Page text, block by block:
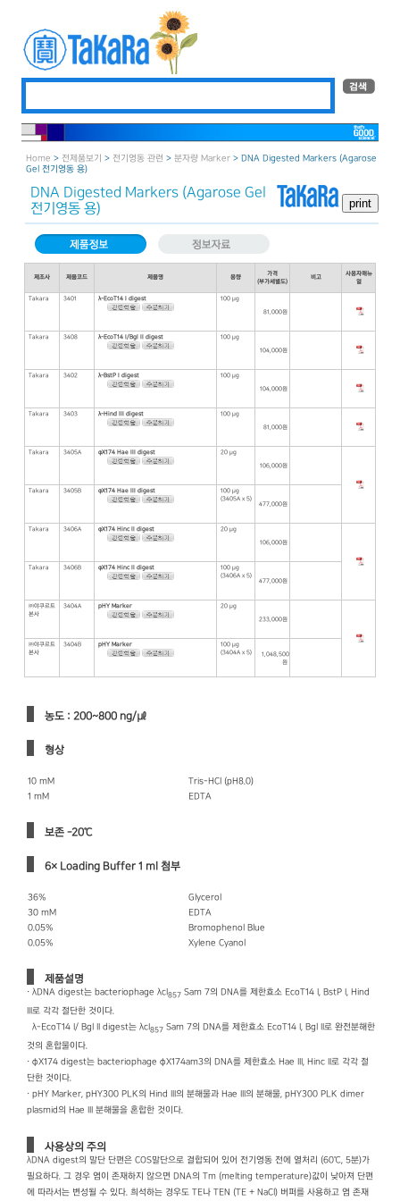
Home > 전제품보기 > 전기영동 관련 > 분자량 Marker > DNA Digested Markers (Agarose
Gel 전기영동 용)
DNA Digested Markers (Agarose Gel
전기영동 용)
제조사 제품코드 제품명 용량
가격
(부가세별도)
비고
사용자매뉴
얼
Takara 3401 λ-EcoT14 I digest 100 μg
81,000원
Takara 3408 λ-EcoT14 I/Bgl II digest 100 μg
104,000원
Takara 3402 λ-BstP I digest 100 μg
104,000원
Takara 3403 λ-Hind III digest 100 μg
81,000원
Takara 3405A φX174 Hae III digest 20 μg
106,000원
Takara 3405B φX174 Hae III digest
100 μg
(3405A x 5)
477,000원
Takara 3406A φX174 Hinc II digest 20 μg
106,000원
Takara 3406B φX174 Hinc II digest
100 μg
(3406A x 5)
477,000원
㈜야쿠르트
본사
3404A pHY Marker 20 μg
233,000원
㈜야쿠르트
본사
3404B pHY Marker
100 μg
(3404A x 5)
1,048,500
원
농도 : 200~800 ng/㎕
형상
10 mM
Tris-HCl (pH8.0)
1 mM
EDTA
보존 -20℃
6× Loading Buffer 1 ml 첨부
36%
Glycerol
30 mM
EDTA
0.05%
Bromophenol Blue
0.05%
Xylene Cyanol
제품설명
· λDNA digest는 bacteriophage λcI 857 Sam 7의 DNA를 제한효소 EcoT14 I, BstP I, Hind
III로 각각 절단한 것이다.
λ-EcoT14 I/ Bgl II digest는 λcI 857 Sam 7의 DNA를 제한효소 EcoT14 I, Bgl II로 완전분해한
것의 혼합물이다.
· фX174 digest는 bacteriophage фX174am3의 DNA를 제한효소 Hae III, Hinc II로 각각 절
단한 것이다.
· pHY Marker, pHY300 PLK의 Hind III의 분해물과 Hae III의 분해물, pHY300 PLK dimer
plasmid의 Hae III 분해물을 혼합한 것이다.
사용상의 주의
λDNA digest의 말단 단편은 COS말단으로 결합되어 있어 전기영동 전에 열처리 (60℃, 5분)가
필요하다. 그 경우 염이 존재하지 않으면 DNA의 Tm (melting temperature)값이 낮아져 단편
에 따라서는 변성될 수 있다. 희석하는 경우도 TE나 TEN (TE + NaCl) 버퍼를 사용하고 염 존재